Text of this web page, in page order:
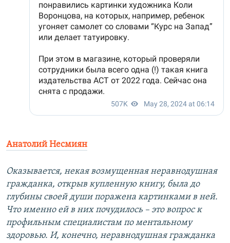
Анатолий Несмиян
Оказывается, некая возмущенная неравнодушная
гражданка, открыв купленную книгу, была до
глубины своей души поражена картинками в ней.
Что именно ей в них почудилось – это вопрос к
профильным специалистам по ментальному
здоровью. И, конечно, неравнодушная гражданка